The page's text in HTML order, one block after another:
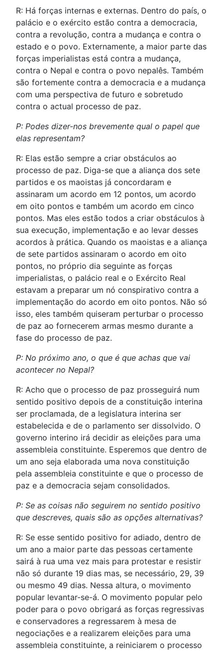
R: Há forças internas e externas. Dentro do país, o
palácio e o exército estão contra a democracia,
contra a revolução, contra a mudança e contra o
estado e o povo. Externamente, a maior parte das
forças imperialistas está contra a mudança,
contra o Nepal e contra o povo nepalês. Também
são fortemente contra a democracia e a mudança
com uma perspectiva de futuro e sobretudo
contra o actual processo de paz.
P: Podes dizer-nos brevemente qual o papel que
elas representam?
R: Elas estão sempre a criar obstáculos ao
processo de paz. Diga-se que a aliança dos sete
partidos e os maoistas já concordaram e
assinaram um acordo em 12 pontos, um acordo
em oito pontos e também um acordo em cinco
pontos. Mas eles estão todos a criar obstáculos à
sua execução, implementação e ao levar desses
acordos à prática. Quando os maoistas e a aliança
de sete partidos assinaram o acordo em oito
pontos, no próprio dia seguinte as forças
imperialistas, o palácio real e o Exército Real
estavam a preparar um nó conspirativo contra a
implementação do acordo em oito pontos. Não só
isso, eles também quiseram perturbar o processo
de paz ao fornecerem armas mesmo durante a
fase do processo de paz.
P: No próximo ano, o que é que achas que vai
acontecer no Nepal?
R: Acho que o processo de paz prosseguirá num
sentido positivo depois de a constituição interina
ser proclamada, de a legislatura interina ser
estabelecida e de o parlamento ser dissolvido. O
governo interino irá decidir as eleições para uma
assembleia constituinte. Esperemos que dentro de
um ano seja elaborada uma nova constituição
pela assembleia constituinte e que o processo de
paz e a democracia sejam consolidados.
P: Se as coisas não seguirem no sentido positivo
que descreves, quais são as opções alternativas?
R: Se esse sentido positivo for adiado, dentro de
um ano a maior parte das pessoas certamente
sairá à rua uma vez mais para protestar e resistir
não só durante 19 dias mas, se necessário, 29, 39
ou mesmo 49 dias. Nessa altura, o movimento
popular levantar-se-á. O movimento popular pelo
poder para o povo obrigará as forças regressivas
e conservadores a regressarem à mesa de
negociações e a realizarem eleições para uma
assembleia constituinte, a reiniciarem o processo